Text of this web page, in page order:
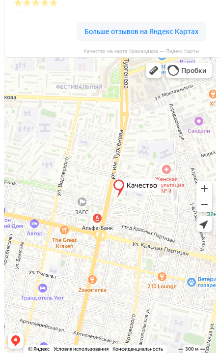
Качество на карте Краснодара — Яндекс Карты